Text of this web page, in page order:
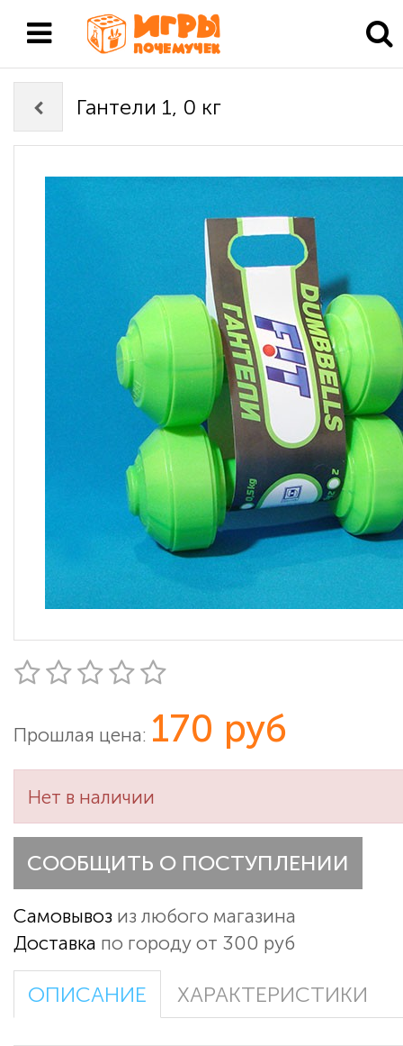
Гантели 1, 0 кг
Прошлая цена: 170 руб
Нет в наличии
СООБЩИТЬ О ПОСТУПЛЕНИИ
Самовывоз из любого магазина
Доставка по городу от 300 руб
ОПИСАНИЕ ХАРАКТЕРИСТИКИ